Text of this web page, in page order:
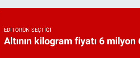
EDITÖRÜN SEÇTIĞI
Altının kilogram fiyatı 6